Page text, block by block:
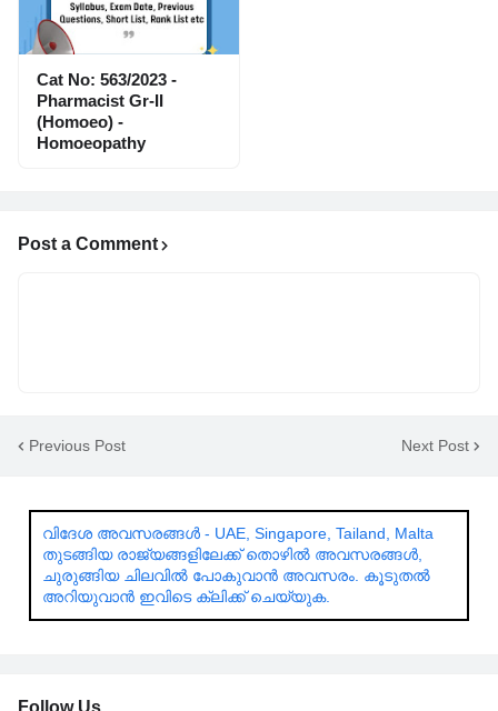
Cat No: 563/2023 -
Pharmacist Gr-II
(Homoeo) -
Homoeopathy
Post a Comment
Previous Post Next Post
വിദേശ അവസരങ്ങൾ - UAE, Singapore, Tailand, Malta
തുടങ്ങിയ രാജ്യങ്ങളിലേക്ക് തൊഴിൽ അവസരങ്ങൾ,
ചുരുങ്ങിയ ചിലവിൽ പോകുവാൻ അവസരം. കൂടുതൽ
അറിയുവാൻ ഇവിടെ ക്ലിക്ക് ചെയ്യുക.
Follow Us